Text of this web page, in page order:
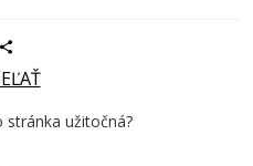
užitočná?